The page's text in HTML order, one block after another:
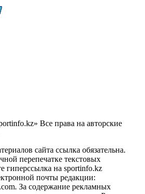
Все права на авторские
сайта ссылка обязательна.
перепечатке текстовых
гиперссылка на sportinfo.kz
почты редакции:
За содержание рекламных